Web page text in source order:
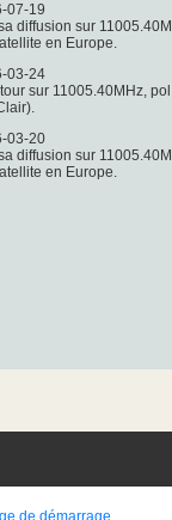
07-19
diffusion sur
en Europe.
03-24
sur 11005.40MHz,
03-20
diffusion sur
en Europe.